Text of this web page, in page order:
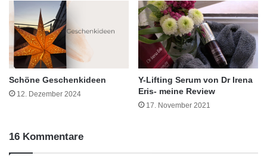
Schöne Geschenkideen
12. Dezember 2024
Y-Lifting Serum von Dr Irena
Eris- meine Review
17. November 2021
16 Kommentare